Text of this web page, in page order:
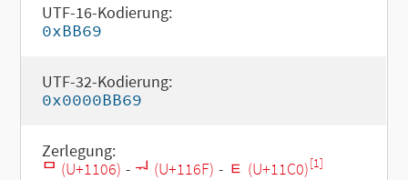
UTF-16-Kodierung:
0xBB69
UTF-32-Kodierung:
0x0000BB69
Zerlegung:
ᄆ (U+1106) - ᅯ (U+116F) - ᇀ (U+11C0)[1]